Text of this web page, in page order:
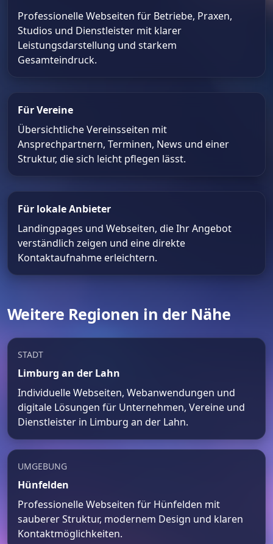
Professionelle Webseiten für Betriebe, Praxen,
Studios und Dienstleister mit klarer
Leistungsdarstellung und starkem
Gesamteindruck.
Für Vereine
Übersichtliche Vereinsseiten mit
Ansprechpartnern, Terminen, News und einer
Struktur, die sich leicht pflegen lässt.
Für lokale Anbieter
Landingpages und Webseiten, die Ihr Angebot
verständlich zeigen und eine direkte
Kontaktaufnahme erleichtern.
Weitere Regionen in der Nähe
STADT
Limburg an der Lahn
Individuelle Webseiten, Webanwendungen und
digitale Lösungen für Unternehmen, Vereine und
Dienstleister in Limburg an der Lahn.
UMGEBUNG
Hünfelden
Professionelle Webseiten für Hünfelden mit
sauberer Struktur, modernem Design und klaren
Kontaktmöglichkeiten.